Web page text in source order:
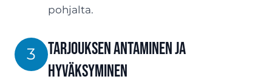
pohjalta.
3
TARJOUksen antaminen ja
hyväksyminen